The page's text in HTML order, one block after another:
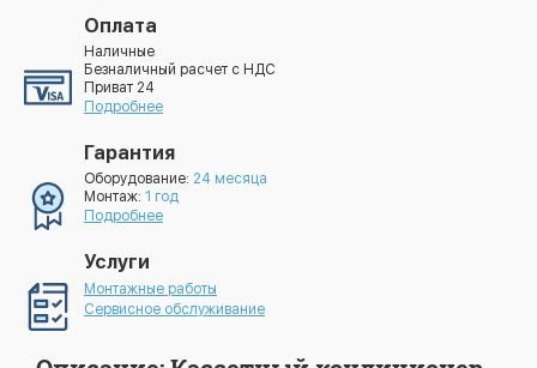
Оплата
Наличные
Безналичный расчет с НДС
Приват 24
Подробнее
Гарантия
Оборудование: 24 месяца
Монтаж: 1 год
Подробнее
Услуги
Монтажные работы
Сервисное обслуживание